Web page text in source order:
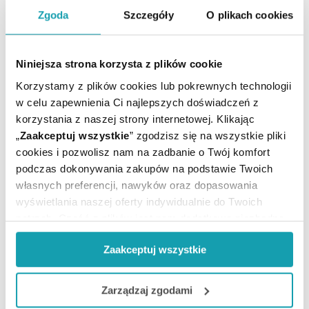
Zgoda Szczegóły O plikach cookies
Niniejsza strona korzysta z plików cookie
Korzystamy z plików cookies lub pokrewnych technologii
w celu zapewnienia Ci najlepszych doświadczeń z
korzystania z naszej strony internetowej. Klikając
„Zaakceptuj wszystkie” zgodzisz się na wszystkie pliki
cookies i pozwolisz nam na zadbanie o Twój komfort
podczas dokonywania zakupów na podstawie Twoich
własnych preferencji, nawyków oraz dopasowania
wyświetlania naszej oferty indywidualnie do Twoich
potrzeb. Część z plików jest nam dodatkowo niezbędna
do prawidłowego działania Portalu oraz jego
funkcjonalności. W zależności od funkcji, dane o tym jak
korzystasz z naszej witryny będą również przekazywane
do naszych Partnerów marketingowych i analitycznych.
Zaakceptuj wszystkie
Zarządzaj zgodami
POTRZEBUJESZ PORADY MEDYCZNEJ?
UMÓW E-WIZYTĘ
Biuro Obsługi Klienta
pon.-pt.8:00 - 21:00